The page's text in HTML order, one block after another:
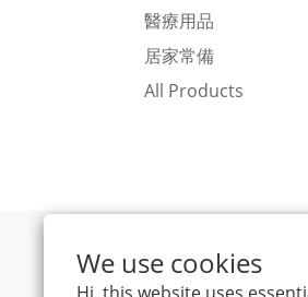
We use cookies
醫療用品
居家常備
All Products